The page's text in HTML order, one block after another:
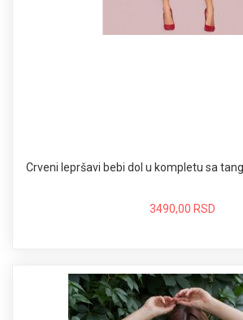
Crveni lepršavi bebi dol u kompletu sa
3490,00 RSD